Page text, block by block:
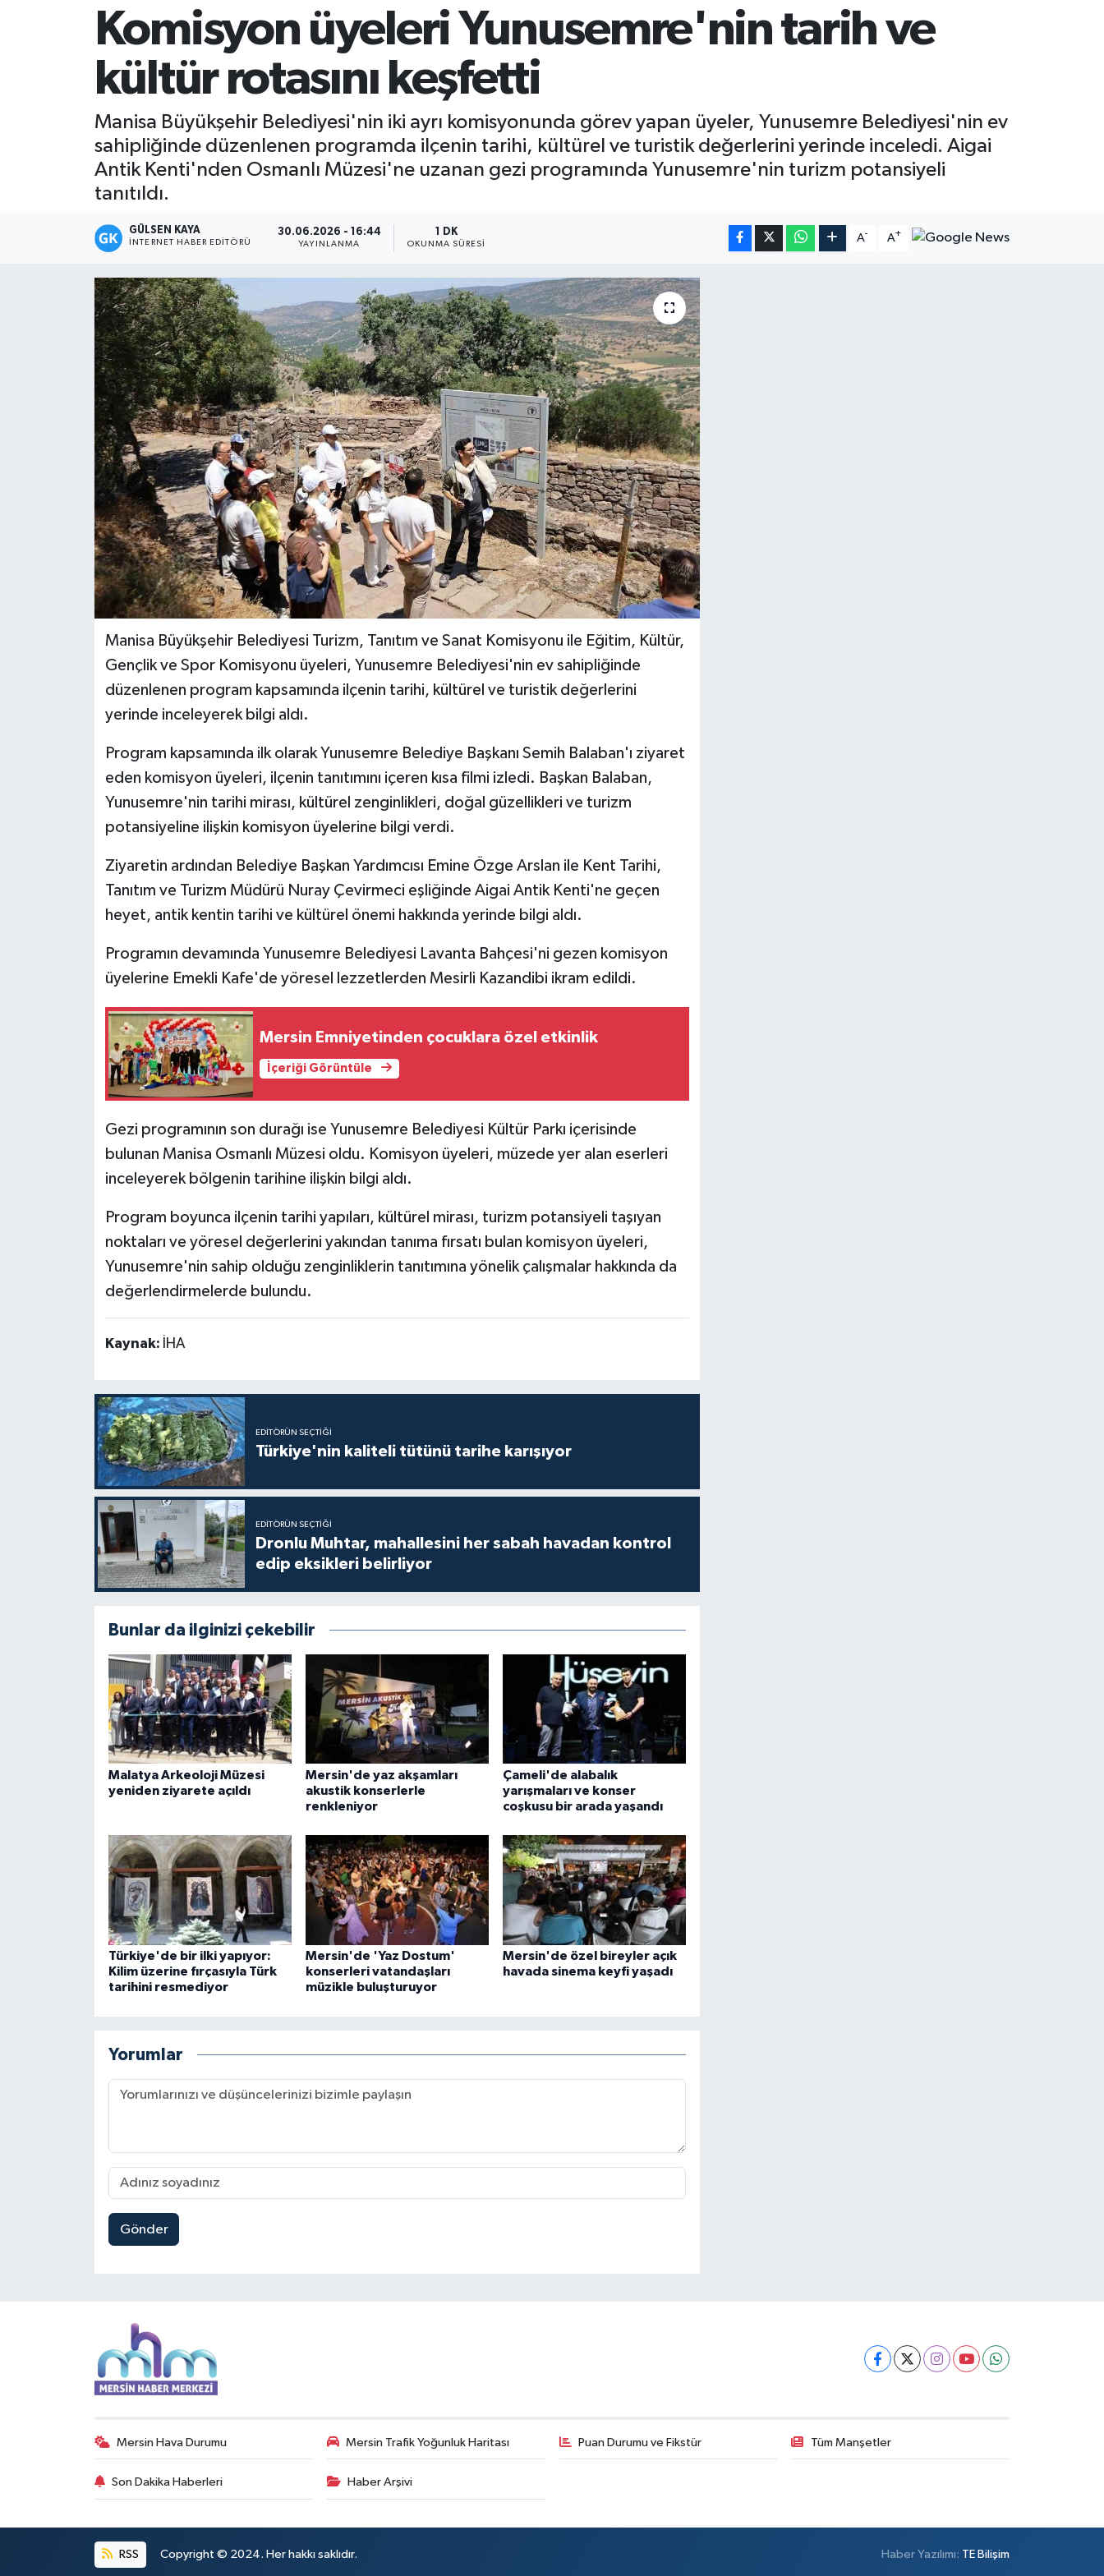
Komisyon üyeleri Yunusemre'nin tarih ve
kültür rotasını keşfetti
Manisa Büyükşehir Belediyesi'nin iki ayrı komisyonunda görev yapan üyeler, Yunusemre Belediyesi'nin ev
sahipliğinde düzenlenen programda ilçenin tarihi, kültürel ve turistik değerlerini yerinde inceledi. Aigai
Antik Kenti'nden Osmanlı Müzesi'ne uzanan gezi programında Yunusemre'nin turizm potansiyeli
tanıtıldı.
GÜLSEN KAYA
İNTERNET HABER EDITÖRÜ
30.06.2026 - 16:44
YAYINLANMA
1 DK
OKUNMA SÜRESI
A- A+
Manisa Büyükşehir Belediyesi Turizm, Tanıtım ve Sanat Komisyonu ile Eğitim, Kültür,
Gençlik ve Spor Komisyonu üyeleri, Yunusemre Belediyesi'nin ev sahipliğinde
düzenlenen program kapsamında ilçenin tarihi, kültürel ve turistik değerlerini
yerinde inceleyerek bilgi aldı.
Program kapsamında ilk olarak Yunusemre Belediye Başkanı Semih Balaban'ı ziyaret
eden komisyon üyeleri, ilçenin tanıtımını içeren kısa filmi izledi. Başkan Balaban,
Yunusemre'nin tarihi mirası, kültürel zenginlikleri, doğal güzellikleri ve turizm
potansiyeline ilişkin komisyon üyelerine bilgi verdi.
Ziyaretin ardından Belediye Başkan Yardımcısı Emine Özge Arslan ile Kent Tarihi,
Tanıtım ve Turizm Müdürü Nuray Çevirmeci eşliğinde Aigai Antik Kenti'ne geçen
heyet, antik kentin tarihi ve kültürel önemi hakkında yerinde bilgi aldı.
Programın devamında Yunusemre Belediyesi Lavanta Bahçesi'ni gezen komisyon
üyelerine Emekli Kafe'de yöresel lezzetlerden Mesirli Kazandibi ikram edildi.
Mersin Emniyetinden çocuklara özel etkinlik
İçeriği Görüntüle
Gezi programının son durağı ise Yunusemre Belediyesi Kültür Parkı içerisinde
bulunan Manisa Osmanlı Müzesi oldu. Komisyon üyeleri, müzede yer alan eserleri
inceleyerek bölgenin tarihine ilişkin bilgi aldı.
Program boyunca ilçenin tarihi yapıları, kültürel mirası, turizm potansiyeli taşıyan
noktaları ve yöresel değerlerini yakından tanıma fırsatı bulan komisyon üyeleri,
Yunusemre'nin sahip olduğu zenginliklerin tanıtımına yönelik çalışmalar hakkında da
değerlendirmelerde bulundu.
Kaynak: İHA
EDITÖRÜN SEÇTIĞI
Türkiye'nin kaliteli tütünü tarihe karışıyor
EDITÖRÜN SEÇTIĞI
Dronlu Muhtar, mahallesini her sabah havadan kontrol
edip eksikleri belirliyor
Bunlar da ilginizi çekebilir
Malatya Arkeoloji Müzesi
yeniden ziyarete açıldı
Mersin'de yaz akşamları
akustik konserlerle
renkleniyor
Çameli'de alabalık
yarışmaları ve konser
coşkusu bir arada yaşandı
Türkiye'de bir ilki yapıyor:
Kilim üzerine fırçasıyla Türk
tarihini resmediyor
Mersin'de 'Yaz Dostum'
konserleri vatandaşları
müzikle buluşturuyor
Mersin'de özel bireyler açık
havada sinema keyfi yaşadı
Yorumlar
Gönder
Mersin Hava Durumu Mersin Trafik Yoğunluk Haritası Puan Durumu ve Fikstür Tüm Manşetler
Son Dakika Haberleri Haber Arşivi
RSS Copyright © 2024. Her hakkı saklıdır. Haber Yazılımı: TE Bilişim
Mersin Tarihi
Özel Haber
Politika
Resmi İlan
Sürmanşet
Teknoloji